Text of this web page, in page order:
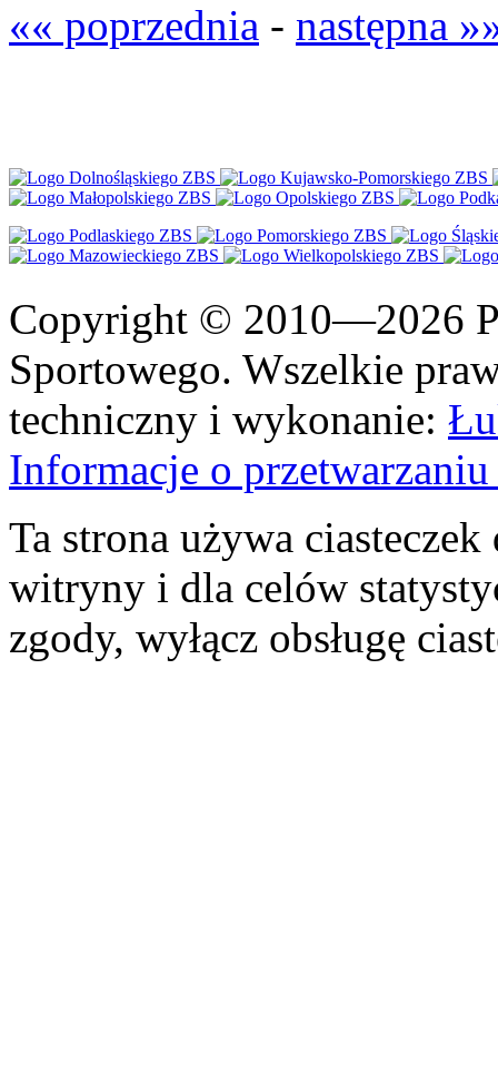
«« poprzednia - następna
Copyright © 2010—2026
Sportowego. Wszelkie
techniczny i wykonanie:
Informacje o
Ta strona używa
witryny i dla celów
zgody, wyłącz obsługę